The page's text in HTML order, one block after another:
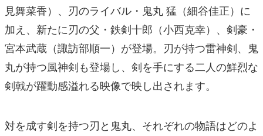
⾒舞菜⾹）、刃のライバル・⻤丸 猛（細⾕佳正）に
加え、新たに刃の⽗・鉄剣⼗郎（⼩⻄克幸）、剣豪・
宮本武蔵（諏訪部順⼀）が登場。刃が持つ雷神剣、⻤
丸が持つ⾵神剣も登場し、剣を⼿にする⼆⼈の鮮烈な
剣戟が躍動感溢れる映像で映し出されます。
対を成す剣を持つ刃と⻤丸、それぞれの物語はどのよ